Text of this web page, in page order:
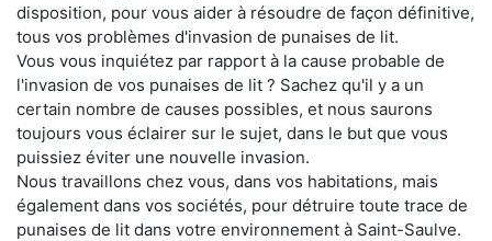
disposition, pour vous aider à résoudre de façon définitive,
tous vos problèmes d'invasion de punaises de lit.
Vous vous inquiétez par rapport à la cause probable de
l'invasion de vos punaises de lit ? Sachez qu'il y a un
certain nombre de causes possibles, et nous saurons
toujours vous éclairer sur le sujet, dans le but que vous
puissiez éviter une nouvelle invasion.
Nous travaillons chez vous, dans vos habitations, mais
également dans vos sociétés, pour détruire toute trace de
punaises de lit dans votre environnement à Saint-Saulve.